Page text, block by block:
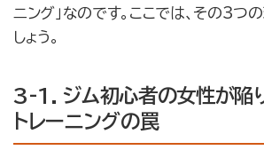
ニング」なのです。ここでは、その3つ
しょう。
3-1. ジム初心者の女性が陥
トレーニングの罠